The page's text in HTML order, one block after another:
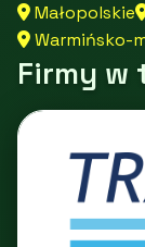
Małopolskie
Warmińsko-
Firmy w